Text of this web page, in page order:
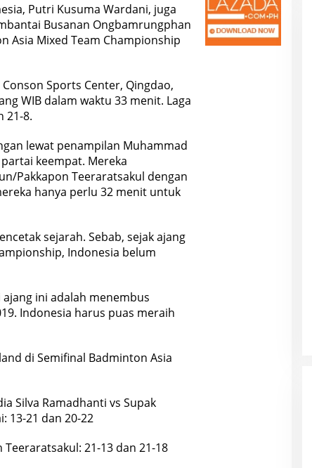
Putri Kusuma Wardani, juga
Busanan Ongbamrungphan
Asia Mixed Team Championship
Sports Center, Qingdao,
WIB dalam waktu 33 menit. Laga
21-8.
lewat penampilan Muhammad
keempat. Mereka
Pakkapon Teeraratsakul dengan
hanya perlu 32 menit untuk
sejarah. Sebab, sejak ajang
Indonesia belum
ini adalah menembus
Indonesia harus puas meraih
di Semifinal Badminton Asia
Silva Ramadhanti vs Supak
13-21 dan 20-22
21-13 dan 21-18